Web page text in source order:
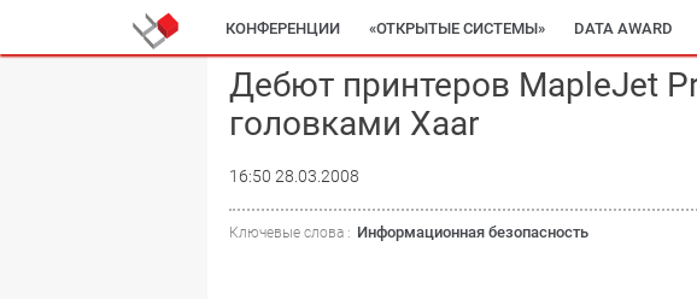
КОНФЕРЕНЦИИ «ОТКРЫТЫЕ СИСТЕМЫ» DATA AWARD
Дебют принтеров MapleJet
головками Xaar
16:50 28.03.2008
Ключевые слова : Информационная безопасность